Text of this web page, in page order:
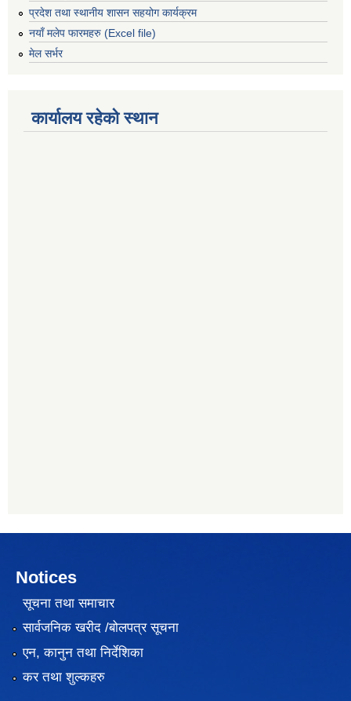
प्रदेश तथा स्थानीय शासन सहयोग कार्यक्रम
नयाँ मलेप फारमहरु (Excel file)
मेल सर्भर
कार्यालय रहेको स्थान
Notices
सूचना तथा समाचार
सार्वजनिक खरीद /बोलपत्र सूचना
एन, कानुन तथा निर्देशिका
कर तथा शुल्कहरु